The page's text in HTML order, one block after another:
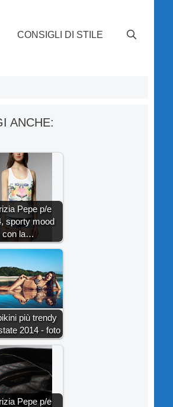
CONSIGLI DI STILE
ANCHE:
Pepe p/e
sporty mood
con la…
più trendy
2014 - foto
Pepe p/e